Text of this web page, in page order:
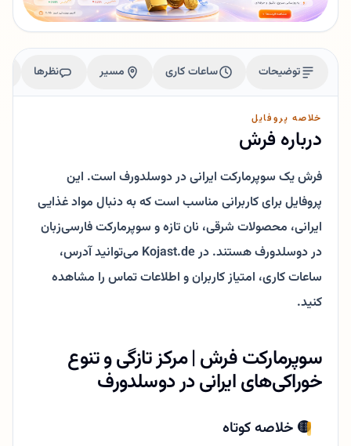
توضیحات ساعات کاری مسیر نظرها
خلاصه پروفایل
درباره فرش
فرش یک سوپرمارکت ایرانی در دوسلدورف است. این
پروفایل برای کاربرانی مناسب است که به دنبال مواد غذایی
ایرانی، محصولات شرقی، نان تازه و سوپرمارکت فارسی‌زبان
در دوسلدورف هستند. در Kojast.de می‌توانید آدرس،
ساعات کاری، امتیاز کاربران و اطلاعات تماس را مشاهده
کنید.
سوپرمارکت فرش | مرکز تازگی و تنوع
خوراکی‌های ایرانی در دوسلدورف
🟡 خلاصه کوتاه